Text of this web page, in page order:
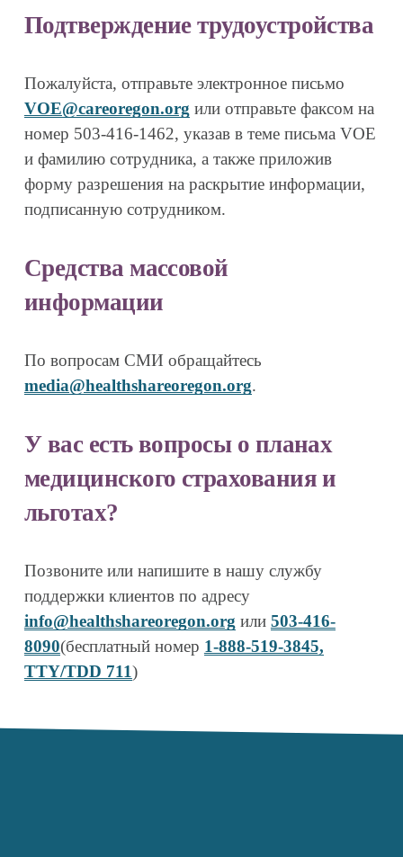
Подтверждение трудоустройства
VOE@careoregon.org или отправьте факсом на
номер 503-416-1462, указав в теме письма VOE
и фамилию сотрудника, а также приложив
форму разрешения на раскрытие информации,
подписанную сотрудником.
Средства массовой
информации
media@healthshareoregon.org.
У вас есть вопросы о планах
медицинского страхования и
льготах?
Позвоните или напишите в нашу службу
поддержки клиентов по адресу
info@healthshareoregon.org или 503-416-
8090(бесплатный номер 1-888-519-3845,
TTY/TDD 711)